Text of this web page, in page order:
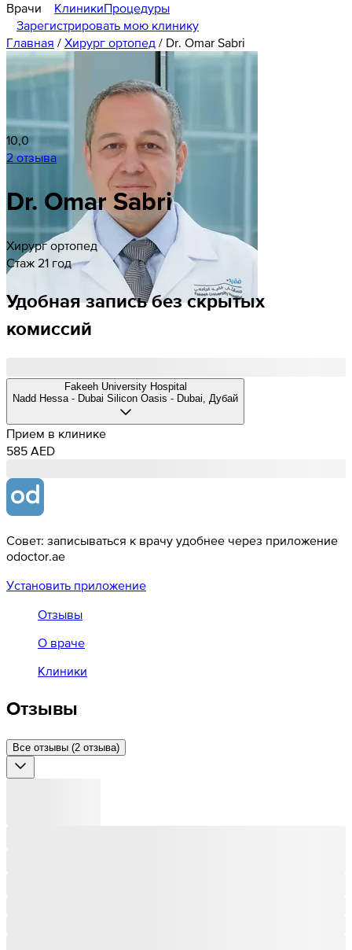
Врачи КлиникиПроцедуры
Зарегистрировать мою клинику
Главная / Хирург ортопед / Dr. Omar Sabri
10,0
2 отзыва
Dr. Omar Sabri
Хирург ортопед
Стаж 21 год
Удобная запись без скрытых
комиссий
Fakeeh University Hospital
Nadd Hessa - Dubai Silicon Oasis - Dubai, Дубай
Прием в клинике
585 AED
Совет: записываться к врачу удобнее через приложение
odoctor.ae
Установить приложение
Отзывы
О враче
Клиники
Отзывы
Все отзывы (2 отзыва)